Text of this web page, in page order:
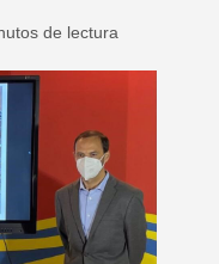
de lectura